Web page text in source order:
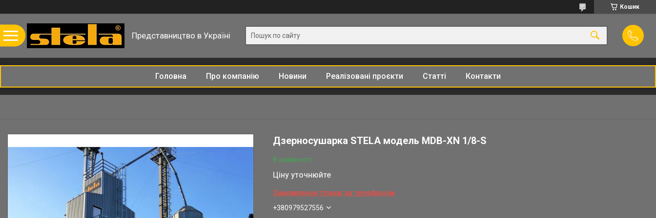
Кошик
Представництво в Україні
Головна Про компанію Новини Реалізовані проєкти Статті Контакти
Дзерносушарка STELA модель MDB-XN 1/8-S
В наявності
Ціну уточнюйте
Замовлення тільки за телефоном
+380979527556